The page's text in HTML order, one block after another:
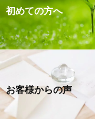
初めての方へ
お客様からの声